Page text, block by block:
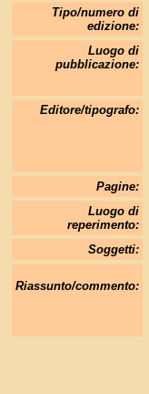
Tipo/numero di
edizione:
Luogo di
pubblicazione:
Editore/tipografo:
Pagine:
Luogo di
reperimento:
Soggetti:
Riassunto/commento: